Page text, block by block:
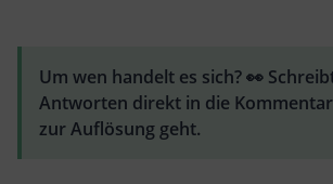
Um wen handelt es sich? 👀
Antworten direkt in die
zur Auflösung geht.